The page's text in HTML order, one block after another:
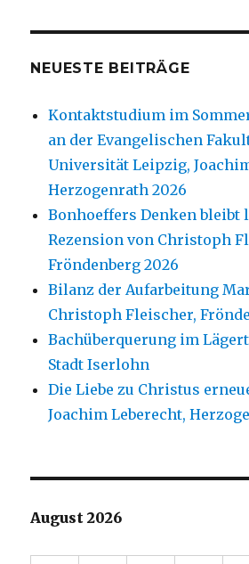
NEUESTE BEITRÄGE
Kontaktstudium im
an der Evangelischen
Universität Leipzig,
Herzogenrath 2026
Bonhoeffers Denken bleibt
Rezension von Christoph
Fröndenberg 2026
Bilanz der Aufarbeitung
Christoph Fleischer,
Bachüberquerung im
Stadt Iserlohn
Die Liebe zu Christus
Joachim Leberecht,
August 2026